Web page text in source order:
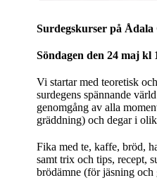
Surdegskurser på Ådala
Söndagen den 24 maj kl
Vi startar med teoretisk
surdegens spännande
genomgång av alla
gräddning) och degar i
Fika med te, kaffe, bröd,
samt trix och tips, recept,
brödämne (för jäsning